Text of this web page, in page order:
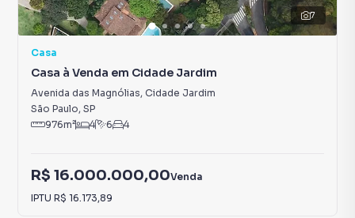
7
Casa
Casa à Venda em Cidade Jardim
Avenida das Magnólias, Cidade Jardim
São Paulo, SP
976m² 4 6 4
R$ 16.000.000,00Venda
IPTU R$ 16.173,89